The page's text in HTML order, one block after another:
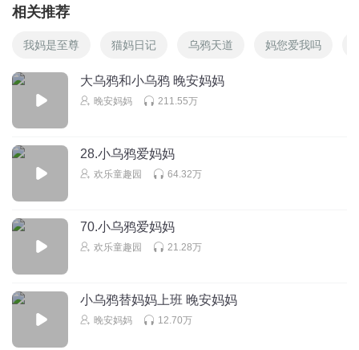
相关推荐
我妈是至尊 猫妈日记 乌鸦天道 妈您爱我吗
大乌鸦和小乌鸦 晚安妈妈
晚安妈妈 211.55万
28.小乌鸦爱妈妈
欢乐童趣园 64.32万
70.小乌鸦爱妈妈
欢乐童趣园 21.28万
小乌鸦替妈妈上班 晚安妈妈
晚安妈妈 12.70万